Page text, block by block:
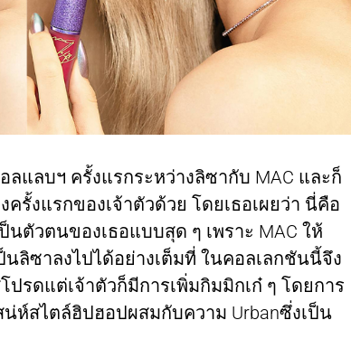
ลแลบฯ ครั้งแรกระหว่างลิซากับ MAC และก็
รั้งแรกของเจ้าตัวด้วย โดยเธอเผยว่า นี่คือ
ตัวตนของเธอแบบสุด ๆ เพราะ MAC ให้
ลิซาลงไปได้อย่างเต็มที่ ในคอลเลกชันนี้จึง
ปรดแต่เจ้าตัวก็มีการเพิ่มกิมมิกเก๋ ๆ โดยการ
ห์สไตล์ฮิปฮอปผสมกับความ Urbanซึ่งเป็น